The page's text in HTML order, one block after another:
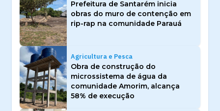
Prefeitura de Santarém inicia
obras do muro de contenção em
rip-rap na comunidade Parauá
Agricultura e Pesca
Obra de construção do
microssistema de água da
comunidade Amorim, alcança
58% de execução